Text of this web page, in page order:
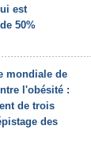
est
50%
mondiale de
l'obésité :
de trois
des